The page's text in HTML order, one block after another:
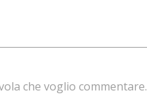
che voglio commentare.